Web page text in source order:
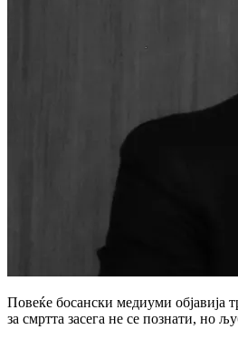
Повеќе босански медиуми објавија
за смртта засега не се познати, но